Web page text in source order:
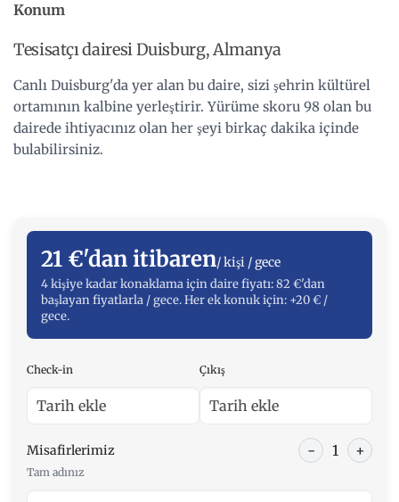
Konum
Tesisatçı dairesi Duisburg, Almanya
Canlı Duisburg'da yer alan bu daire, sizi şehrin kültürel
ortamının kalbine yerleştirir. Yürüme skoru 98 olan bu
dairede ihtiyacınız olan her şeyi birkaç dakika içinde
bulabilirsiniz.
21 €'dan itibaren/ kişi / gece
4 kişiye kadar konaklama için daire fiyatı: 82 €'dan
başlayan fiyatlarla / gece. Her ek konuk için: +20 € /
gece.
Check-in Çıkış
Misafirlerimiz - 1 +
Tam adınız